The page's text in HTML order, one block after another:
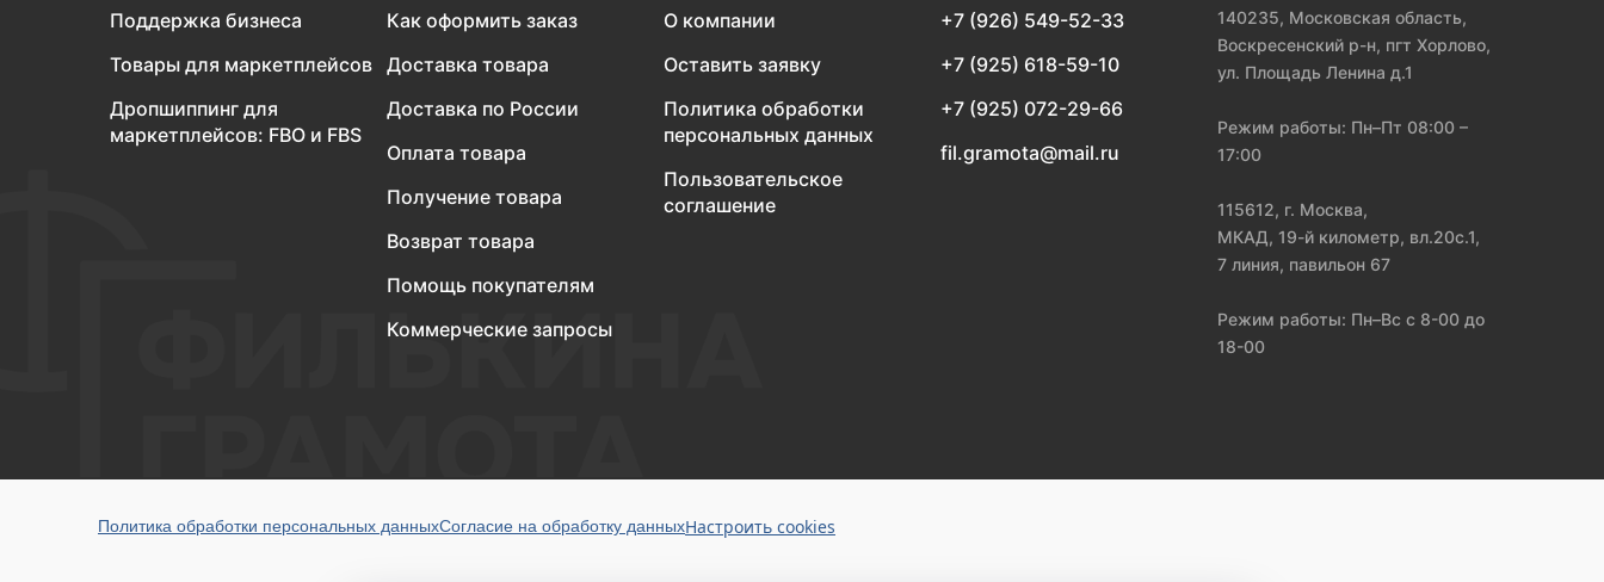
Поддержка бизнеса
Товары для маркетплейсов
Дропшиппинг для
маркетплейсов: FBO и FBS
Как оформить заказ
Доставка товара
Доставка по России
Оплата товара
Получение товара
Возврат товара
Помощь покупателям
Коммерческие запросы
О компании
Оставить заявку
Политика обработки
персональных данных
Пользовательское
соглашение
+7 (926) 549-52-33
+7 (925) 618-59-10
+7 (925) 072-29-66
fil.gramota@mail.ru
140235, Московская область,
Воскресенский р-н, пгт Хорлово,
ул. Площадь Ленина д.1
Режим работы: Пн–Пт 08:00 –
17:00
115612, г. Москва,
МКАД, 19-й километр, вл.20с.1,
7 линия, павильон 67
Режим работы: Пн–Вс с 8-00 до
18-00
Политика обработки персональных данныхСогласие на обработку данныхНастроить cookies